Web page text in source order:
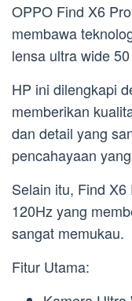
OPPO Find X6
membawa
lensa ultra wide
HP ini dilengkapi
memberikan
dan detail yang
pencahayaan
Selain itu, Find
120Hz yang
sangat memukau.
Fitur Utama: